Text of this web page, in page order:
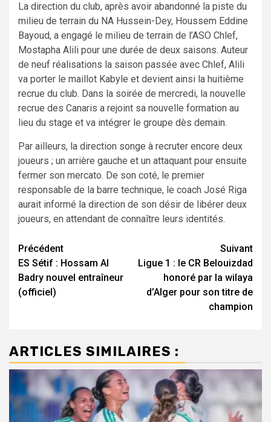
La direction du club, après avoir abandonné la piste du
milieu de terrain du NA Hussein-Dey, Houssem Eddine
Bayoud, a engagé le milieu de terrain de l’ASO Chlef,
Mostapha Alili pour une durée de deux saisons. Auteur
de neuf réalisations la saison passée avec Chlef, Alili
va porter le maillot Kabyle et devient ainsi la huitième
recrue du club. Dans la soirée de mercredi, la nouvelle
recrue des Canaris a rejoint sa nouvelle formation au
lieu du stage et va intégrer le groupe dès demain.
Par ailleurs, la direction songe à recruter encore deux
joueurs ; un arrière gauche et un attaquant pour ensuite
fermer son mercato. De son coté, le premier
responsable de la barre technique, le coach José Riga
aurait informé la direction de son désir de libérer deux
joueurs, en attendant de connaître leurs identités.
Navigation
d’article
Précédent
ES Sétif : Hossam Al
Badry nouvel entraîneur
(officiel)
Suivant
Ligue 1 : le CR Belouizdad
honoré par la wilaya
d’Alger pour son titre de
champion
ARTICLES SIMILAIRES :